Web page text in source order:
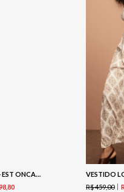
VESTIDO MIDI - EST ONCA BOEMIA
80
R$459,00